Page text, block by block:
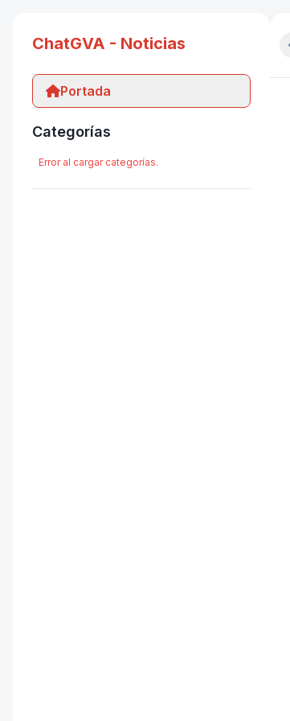
ChatGVA - Noticias
Portada
Categorías
Error al cargar categorías.